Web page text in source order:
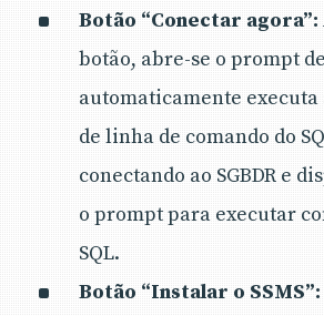
Botão “Conectar agora”:
botão, abre-se o prompt
automaticamente
de linha de comando do
conectando ao SGBDR e
o prompt para executar
SQL.
Botão “Instalar o SSMS”: